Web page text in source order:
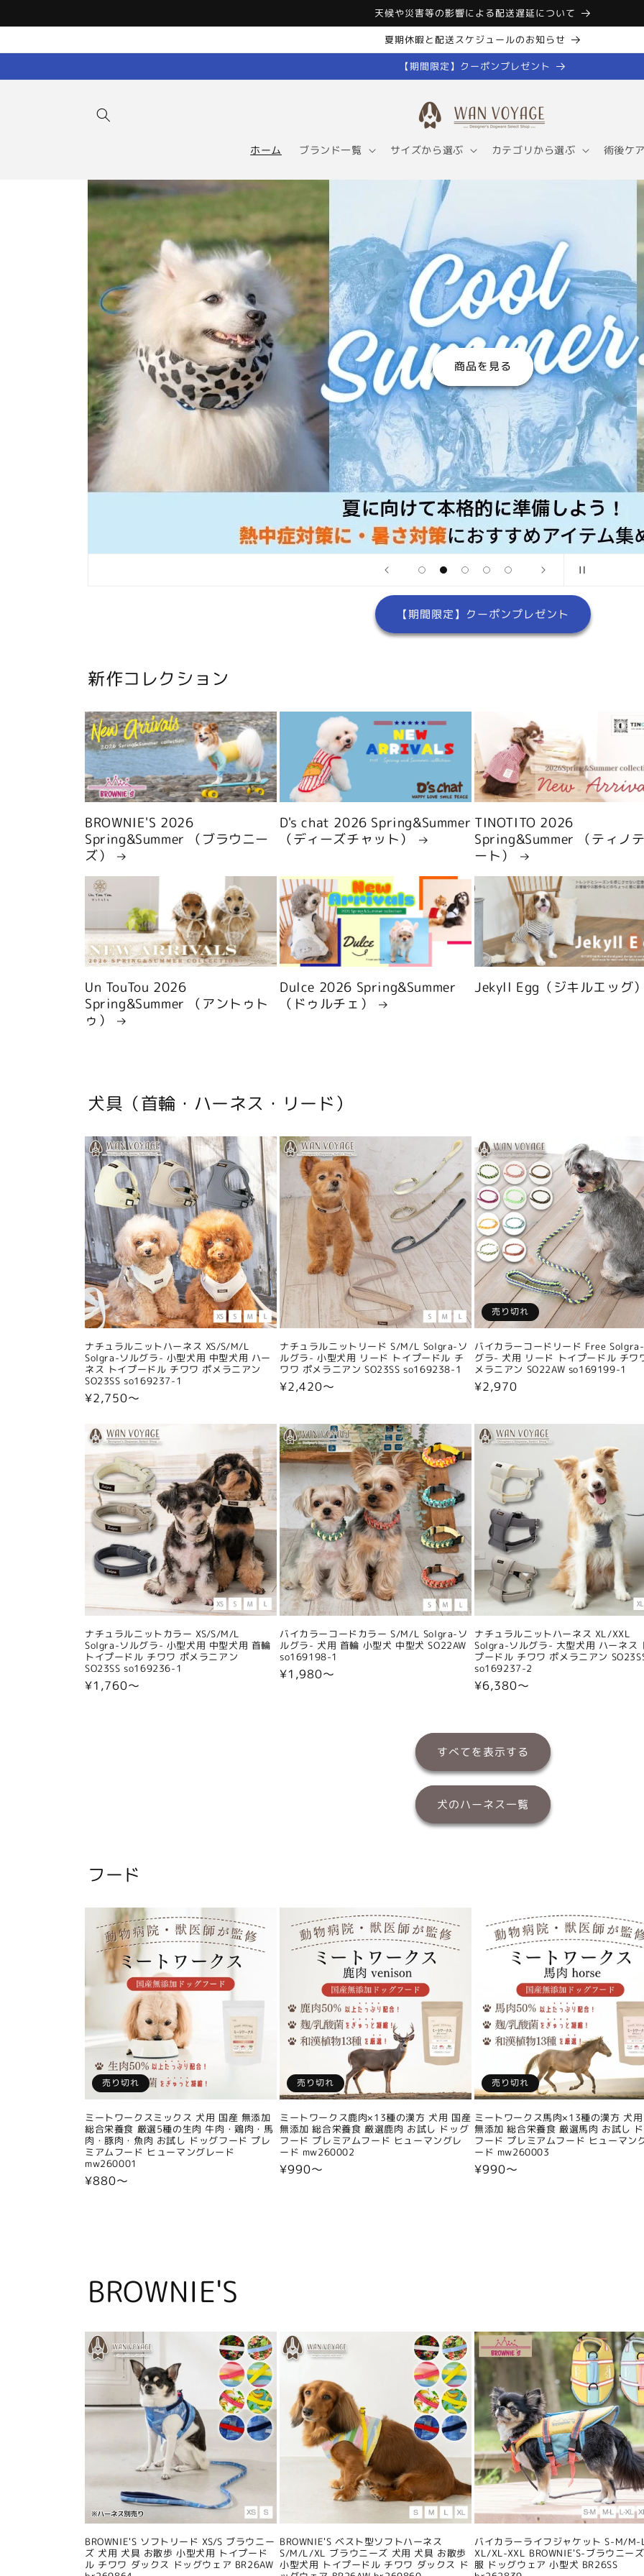
ツに進む
天候や災害等の影響による配送遅延について
夏期休暇と配送スケジュールのお知らせ
【期間限定】クーポンプレゼント
ホーム ブランド一覧 サイズから選ぶ カテゴリから選ぶ 術後ケ
商品を見る
【期間限定】クーポンプレゼント
新作コレクション
BROWNIE'S 2026
Spring&Summer （ブラウニー
ズ）
D's chat 2026 Spring&Summer
（ディーズチャット）
TINOTITO 2026
Spring&Summer （ティノ
ート）
Un TouTou 2026
Spring&Summer （アントゥト
ゥ）
Dulce 2026 Spring&Summer
（ドゥルチェ）
Jekyll Egg（ジキルエッグ
犬具（首輪・ハーネス・リード）
ナチュラルニットハーネス XS/S/M/L
Solgra-ソルグラ- 小型犬用 中型犬用 ハー
ネス トイプードル チワワ ポメラニアン
SO23SS so169237-1
通
価
格
¥2,750〜
ナチュラルニットリード S/M/L Solgra-ソ
ルグラ- 小型犬用 リード トイプードル チ
ワワ ポメラニアン SO23SS so169238-1
通
格
¥2,420〜
売り切れ
バイカラーコードリード Free
グラ- 犬用 リード トイプードル チワ
メラニアン SO22AW so169199-1
通
格
¥2,970
ナチュラルニットカラー XS/S/M/L
Solgra-ソルグラ- 小型犬用 中型犬用 首輪
トイプードル チワワ ポメラニアン
SO23SS so169236-1
通
¥1,760〜
バイカラーコードカラー S/M/L Solgra-ソ
ルグラ- 犬用 首輪 小型犬 中型犬 SO22AW
so169198-1
通
¥1,980〜
ナチュラルニットハーネス XL/XXL
Solgra-ソルグラ- 大型犬用 ハーネス
プードル チワワ ポメラニアン
so169237-2
通
格
¥6,380〜
すべてを表示する
犬のハーネス一覧
フード
売り切れ
ミートワークスミックス 犬用 国産 無添加
総合栄養食 厳選5種の生肉 牛肉・鶏肉・馬
肉・豚肉・魚肉 お試し ドッグフード プレ
ミアムフード ヒューマングレード
mw260001
通
¥880〜
売り切れ
ミートワークス鹿肉×13種の漢方 犬用 国産
無添加 総合栄養食 厳選鹿肉 お試し ドッグ
フード プレミアムフード ヒューマングレ
ード mw260002
通
¥990〜
売り切れ
ミートワークス馬肉×13種の漢方 犬
無添加 総合栄養食 厳選馬肉 お試し
フード プレミアムフード ヒューマン
ード mw260003
通
¥990〜
BROWNIE'S
BROWNIE'S ソフトリード XS/S ブラウニー
ズ 犬用 犬具 お散歩 小型犬用 トイプード
ル チワワ ダックス ドッグウェア BR26AW
BROWNIE'S ベスト型ソフトハーネス
S/M/L/XL ブラウニーズ 犬用 犬具 お散歩
小型犬用 トイプードル チワワ ダックス ド
バイカラーライフジャケット S-M/
XL/XL-XXL BROWNIE'S-ブラウニー
服 ドッグウェア 小型犬 BR26SS